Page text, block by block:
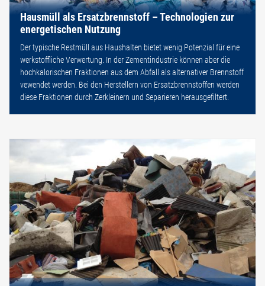
Hausmüll als Ersatzbrennstoff – Technologien zur
energetischen Nutzung
Der typische Restmüll aus Haushalten bietet wenig Potenzial für eine
werkstoffliche Verwertung. In der Zementindustrie können aber die
hochkalorischen Fraktionen aus dem Abfall als alternativer Brennstoff
vewendet werden. Bei den Herstellern von Ersatzbrennstoffen werden
diese Fraktionen durch Zerkleinern und Separieren herausgefiltert.